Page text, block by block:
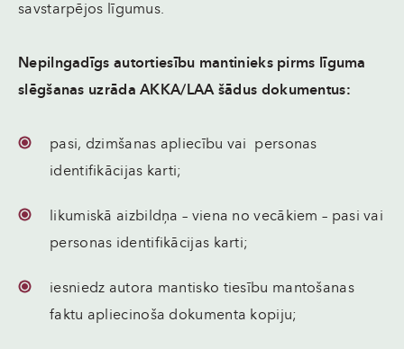
savstarpējos līgumus.
Nepilngadīgs autortiesību mantinieks pirms līguma
slēgšanas uzrāda AKKA/LAA šādus dokumentus:
pasi, dzimšanas apliecību vai personas
identifikācijas karti;
likumiskā aizbildņa – viena no vecākiem– pasi vai
personas identifikācijas karti;
iesniedz autora mantisko tiesību mantošanas
faktu apliecinoša dokumenta kopiju;